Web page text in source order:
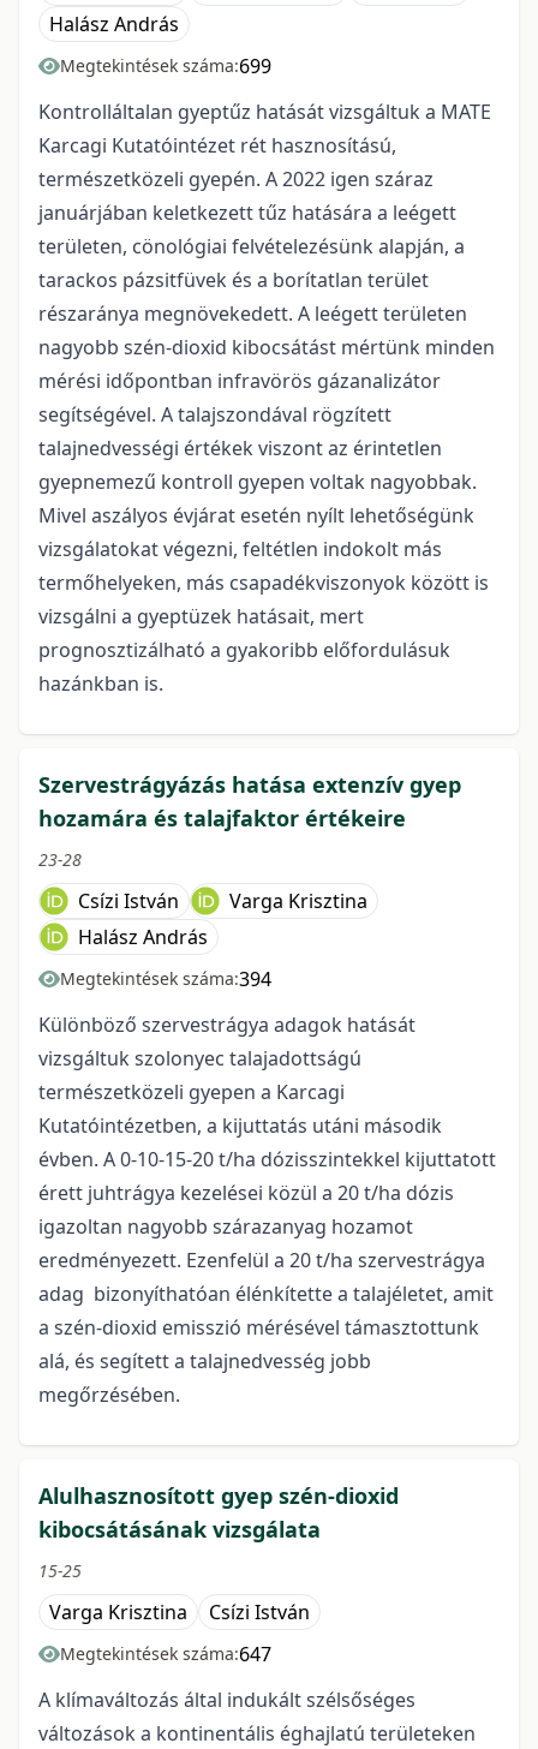
Halász András
Megtekintések száma:699
Kontrolláltalan gyeptűz hatását vizsgáltuk a MATE
Karcagi Kutatóintézet rét hasznosítású,
természetközeli gyepén. A 2022 igen száraz
januárjában keletkezett tűz hatására a leégett
területen, cönológiai felvételezésünk alapján, a
tarackos pázsitfüvek és a borítatlan terület
részaránya megnövekedett. A leégett területen
nagyobb szén-dioxid kibocsátást mértünk minden
mérési időpontban infravörös gázanalizátor
segítségével. A talajszondával rögzített
talajnedvességi értékek viszont az érintetlen
gyepnemezű kontroll gyepen voltak nagyobbak.
Mivel aszályos évjárat esetén nyílt lehetőségünk
vizsgálatokat végezni, feltétlen indokolt más
termőhelyeken, más csapadékviszonyok között is
vizsgálni a gyeptüzek hatásait, mert
prognosztizálható a gyakoribb előfordulásuk
hazánkban is.
Szervestrágyázás hatása extenzív gyep
hozamára és talajfaktor értékeire
23-28
Csízi István
Varga Krisztina
Halász András
Megtekintések száma:394
Különböző szervestrágya adagok hatását
vizsgáltuk szolonyec talajadottságú
természetközeli gyepen a Karcagi
Kutatóintézetben, a kijuttatás utáni második
évben. A 0-10-15-20 t/ha dózisszintekkel kijuttatott
érett juhtrágya kezelései közül a 20 t/ha dózis
igazoltan nagyobb szárazanyag hozamot
eredményezett. Ezenfelül a 20 t/ha szervestrágya
adag bizonyíthatóan élénkítette a talajéletet, amit
a szén-dioxid emisszió mérésével támasztottunk
alá, és segített a talajnedvesség jobb
megőrzésében.
Alulhasznosított gyep szén-dioxid
kibocsátásának vizsgálata
15-25
Varga Krisztina Csízi István
Megtekintések száma:647
A klímaváltozás által indukált szélsőséges
változások a kontinentális éghajlatú területeken